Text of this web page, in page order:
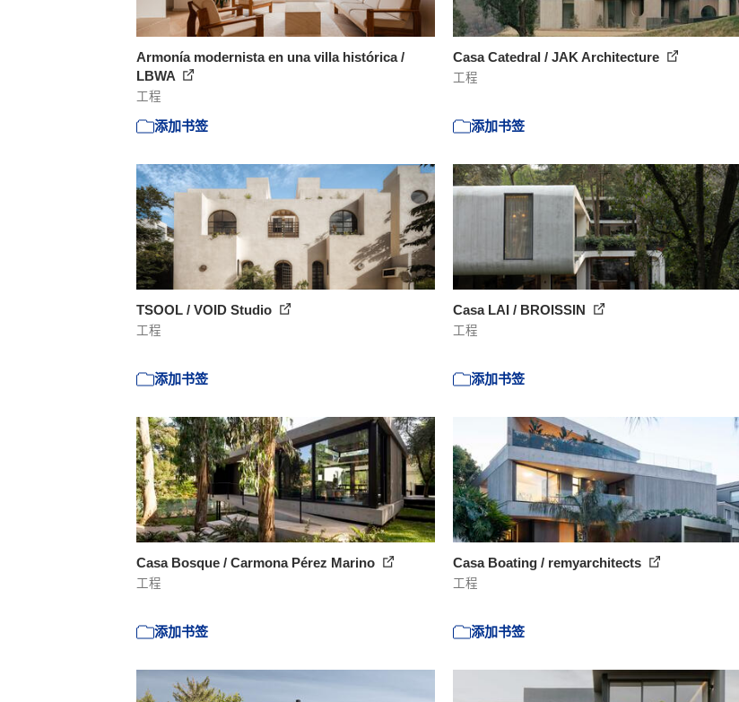
Armonía modernista en una villa histórica /
LBWA
工程
添加书签
Casa Catedral / JAK Architecture
工程
添加书签
TSOOL / VOID Studio
工程
添加书签
Casa LAI / BROISSIN
工程
添加书签
Casa Bosque / Carmona Pérez Marino
工程
添加书签
Casa Boating / remyarchitects
工程
添加书签